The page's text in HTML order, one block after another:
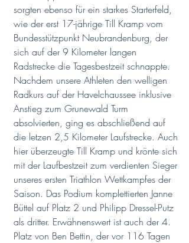
sorgten ebenso für ein starkes Starterfeld,
wie der erst 17-jährige Till Kramp vom
Bundesstützpunkt Neubrandenburg, der
sich auf der 9 Kilometer langen
Radstrecke die Tagesbestzeit schnappte.
Nachdem unsere Athleten den welligen
Radkurs auf der Havelchaussee inklusive
Anstieg zum Grunewald Turm
absolvierten, ging es abschließend auf
die letzen 2,5 Kilometer Laufstrecke. Auch
hier überzeugte Till Kramp und krönte sich
mit der Laufbestzeit zum verdienten Sieger
unseres ersten Triathlon Wettkampfes der
Saison. Das Podium komplettierten Janne
Büttel auf Platz 2 und Philipp Dressel-Putz
als dritter. Erwähnenswert ist auch der 4.
Platz von Ben Bettin, der vor 116 Tagen